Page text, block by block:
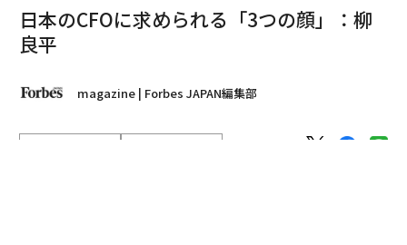
日本のCFOに求められる「3つの顔」：柳
良平
magazine | Forbes JAPAN編集部